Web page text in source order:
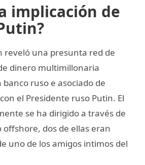
implicación de
reveló una presunta red de
dinero multimillonaria
ruso e asociado de
el Presidente ruso Putin. El
se ha dirigido a través de
offshore, dos de ellas eran
uno de los amigos intimos del